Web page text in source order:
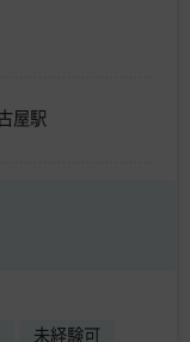
屋駅
未経験可